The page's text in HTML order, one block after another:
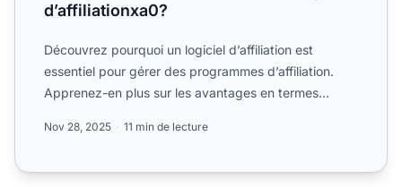
d’affiliationxa0?
Découvrez pourquoi un logiciel d’affiliation est
essentiel pour gérer des programmes d’affiliation.
Apprenez-en plus sur les avantages en termes
Nov 28, 2025 11 min de lecture